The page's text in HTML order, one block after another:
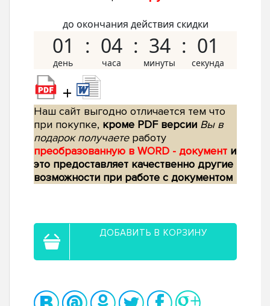
до окончания действия скидки
01 04 34 00
+
Наш сайт выгодно отличается тем что
при покупке, кроме PDF версии Вы в
подарок получаетеработу
преобразованную в WORD - документ и
это предоставляет качественно другие
возможности при работе с документом
ДОБАВИТЬ В КОРЗИНУ